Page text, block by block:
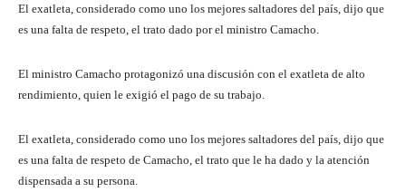
El exatleta, considerado como uno los mejores saltadores del país, dijo que
es una falta de respeto, el trato dado por el ministro Camacho.
El ministro Camacho protagonizó una discusión con el exatleta de alto
rendimiento, quien le exigió el pago de su trabajo.
El exatleta, considerado como uno los mejores saltadores del país, dijo que
es una falta de respeto de Camacho, el trato que le ha dado y la atención
dispensada a su persona.